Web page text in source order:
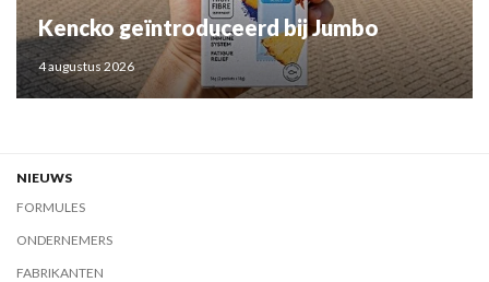
Kencko geïntroduceerd bij Jumbo
4 augustus 2026
NIEUWS
FORMULES
ONDERNEMERS
FABRIKANTEN